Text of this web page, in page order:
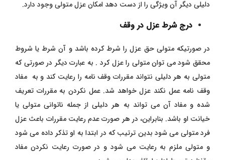
دلیلی دیگر آن ویژگی را از دست دهد امکان عزل متولی وجود دارد.
درج شرط عزل در وقف
در صورتیکه متولی حق عزل را شرط کرده باشد و آن شرط یا شروط
محقق شود می توان متولی را عزل کرد . به عبارت دیگر در صورتی که
متولی به هر دلیلی نتواند مقررات وقف نامه را رعایت کند و به مفاد
وقف نامه عمل نکند عزل خواهد شد. عمل نکردن به مقررات تعریف
شده و مفاد آن می تواند به هر دلیلی از جمله ناتوانی متولی یا
خیانت او باشد. بنابراین، در هر صورت عدم رعایت مقررات باعث عزل
فرد متولی می شود بدین ترتیب که در ابتدا به او تذکر داده می شود
و متولی ملزم به رعایت می شود و در صورت رعایت نکردن مفاد